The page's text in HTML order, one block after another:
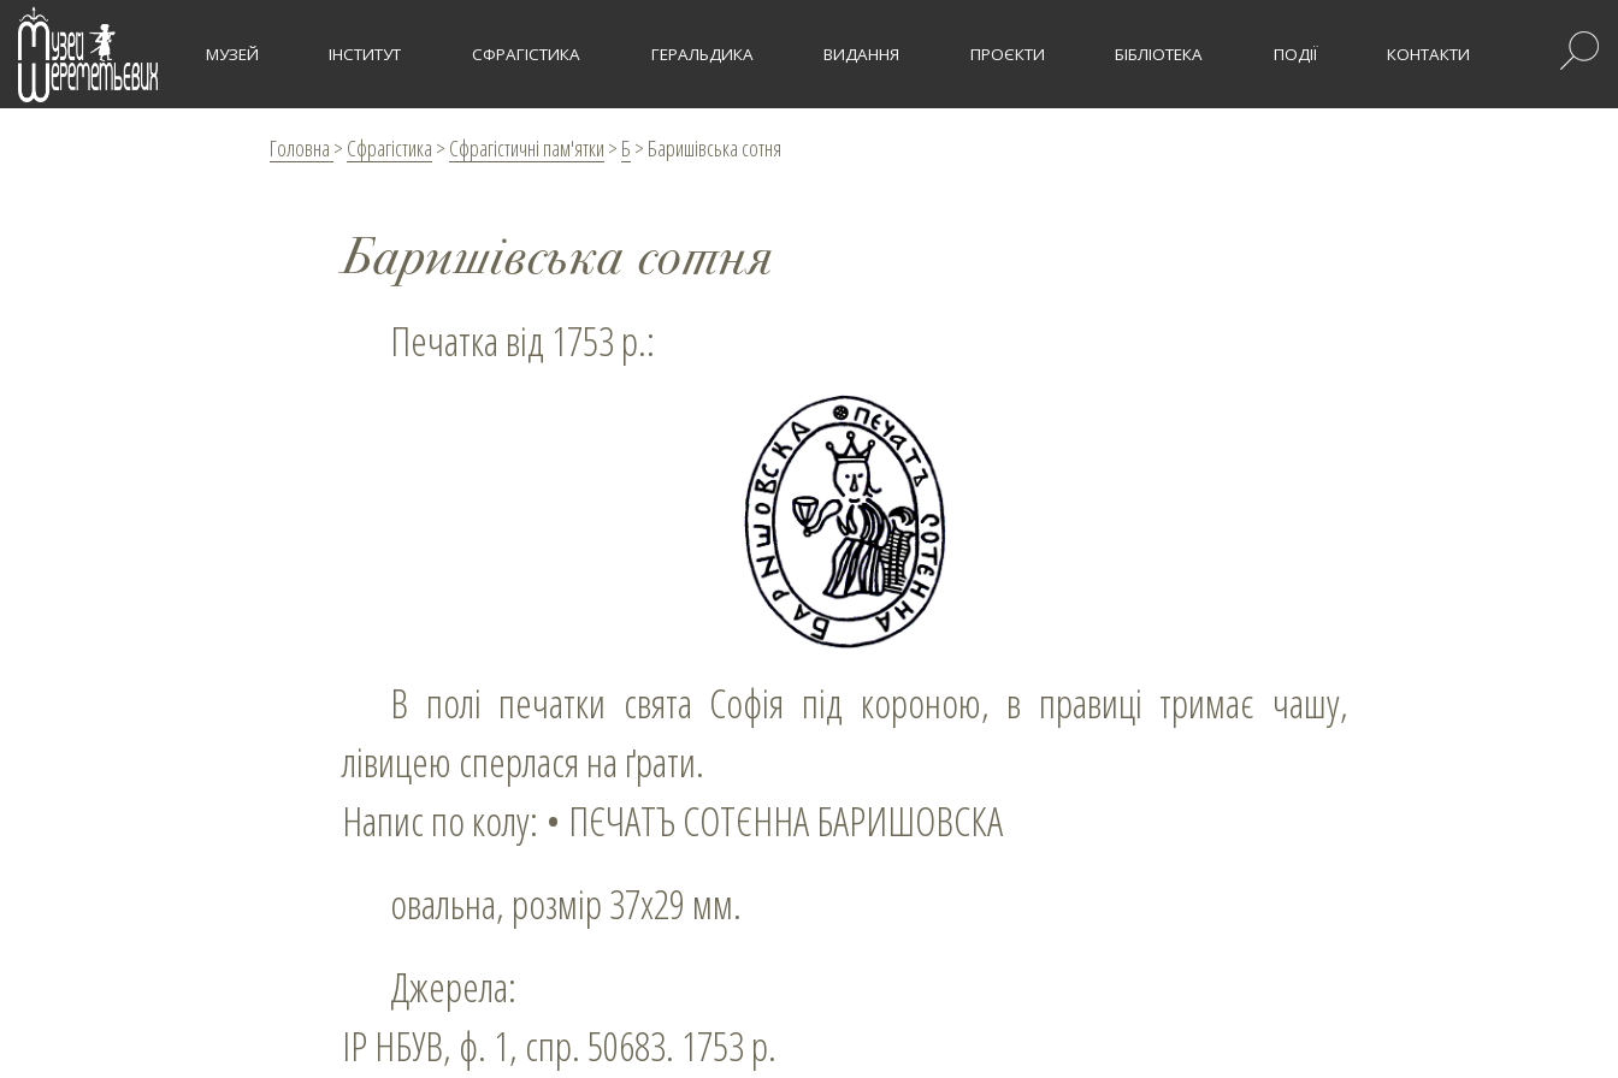
МУЗЕЙ ІНСТИТУТ СФРАГІСТИКА ГЕРАЛЬДИКА ВИДАННЯ ПРОЄКТИ БІБЛІОТЕКА ПОДІЇ КОНТАКТИ
Головна > Сфрагістика > Сфрагістичні пам'ятки > Б > Баришівська сотня
Баришівська сотня
Печатка від 1753 р.:
В полі печатки свята Софія під короною, в правиці тримає чашу,
лівицею сперлася на ґрати.
Напис по колу: • ПЄЧАТЪ СОТЄННА БАРИШОВСКА
овальна, розмір 37х29 мм.
Джерела:
ІР НБУВ, ф. 1, спр. 50683. 1753 р.